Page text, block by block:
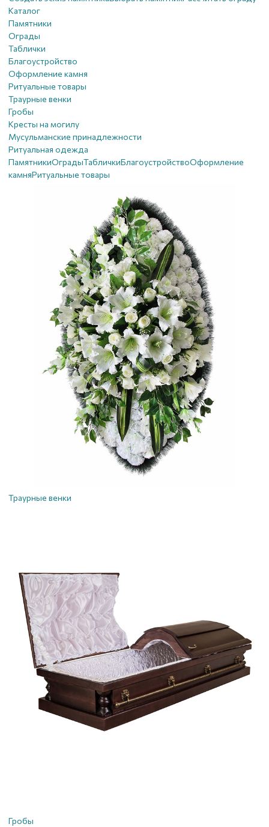
Каталог
Памятники
Ограды
Таблички
Благоустройствo
Оформление камня
Ритуальные товары
Траурные венки
Гробы
Кресты на могилу
Мусульманские принадлежности
Ритуальная одежда
ПамятникиОградыТабличкиБлагоустройствoОформление
камняРитуальные товары
Траурные венки
Гробы